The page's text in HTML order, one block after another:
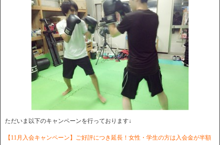
ただいま以下のキャンペーンを行っております↓
【11月入会キャンペーン】ご好評につき延長！女性・学生の方は入会金が半額